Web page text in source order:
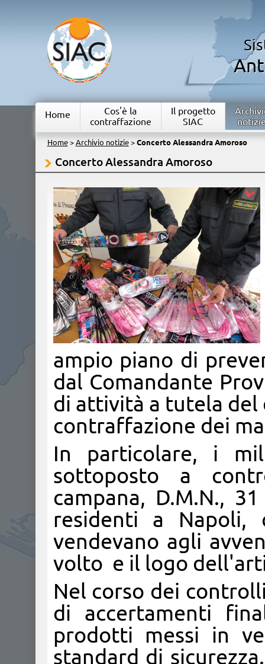
Home
Cos'è la
contraffazione
Il progetto
SIAC
Home> Archivio notizie> Concerto Alessandra Amoroso
Concerto Alessandra Amoroso
ampio piano di
dal Comandante
di attività a tutela
contraffazione dei
In particolare, i
sottoposto a
campana, D.M.N.,
residenti a Napoli,
vendevano agli
volto e il logo
Nel corso dei
di accertamenti
prodotti messi in
standard di